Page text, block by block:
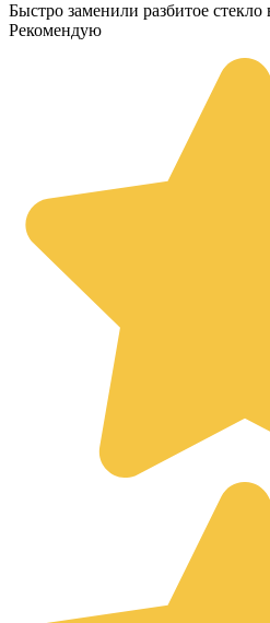
Быстро заменили разбитое стекло
Рекомендую